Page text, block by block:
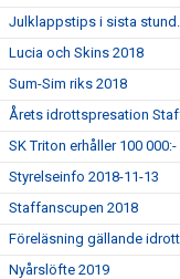
Julklappstips i sista stund.
Lucia och Skins 2018
Sum-Sim riks 2018
Årets idrottspresation
SK Triton erhåller 100 000:-
Styrelseinfo 2018-11-13
Staffanscupen 2018
Föreläsning gällande
Nyårslöfte 2019